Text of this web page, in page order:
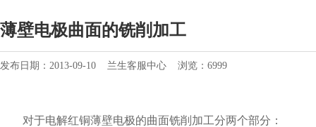
薄壁电极曲面的铣削加工
发布日期：2013-09-10 兰生客服中心 浏览：6999
对于电解红铜薄壁电极的曲面铣削加工分两个部分：